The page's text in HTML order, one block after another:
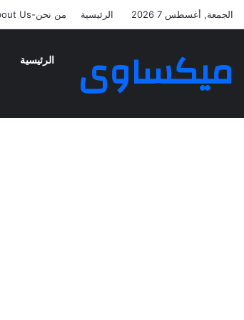
الجمعة, أغسطس 7 2026 الرئيسية من نحن-About Us
ميكساوى الرئيسية